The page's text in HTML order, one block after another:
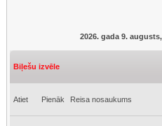
2026. gada 9.
Biļešu izvēle
Atiet Pienāk Reisa nosaukums